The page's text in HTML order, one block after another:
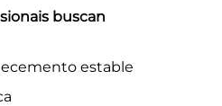
buscan
estable